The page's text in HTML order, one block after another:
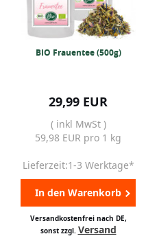
BIO Frauentee (500g)
29,99 EUR
( inkl MwSt )
59,98 EUR pro 1 kg
Lieferzeit:1-3 Werktage*
In den Warenkorb
Versandkostenfrei nach DE,
sonst zzgl. Versand